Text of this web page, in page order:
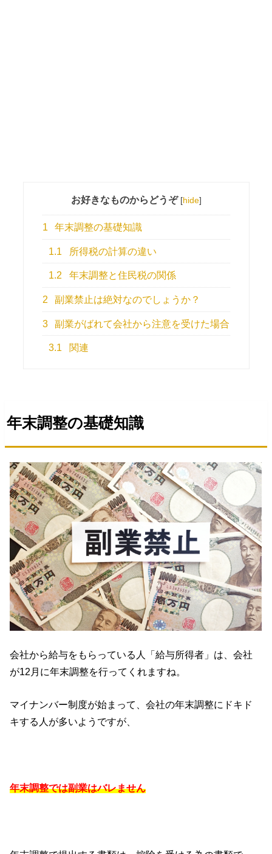
お好きなものからどうぞ [hide]
1 年末調整の基礎知識
1.1 所得税の計算の違い
1.2 年末調整と住民税の関係
2 副業禁止は絶対なのでしょうか？
3 副業がばれて会社から注意を受けた場合
3.1 関連
年末調整の基礎知識
会社から給与をもらっている人「給与所得者」は、会社
が12月に年末調整を行ってくれますね。
マイナンバー制度が始まって、会社の年末調整にドキド
キする人が多いようですが、
年末調整では副業はバレません